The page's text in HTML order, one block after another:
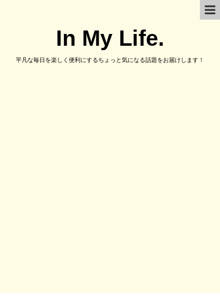
In My Life.
平凡な毎日を楽しく便利にするちょっと気になる話題をお届けします！